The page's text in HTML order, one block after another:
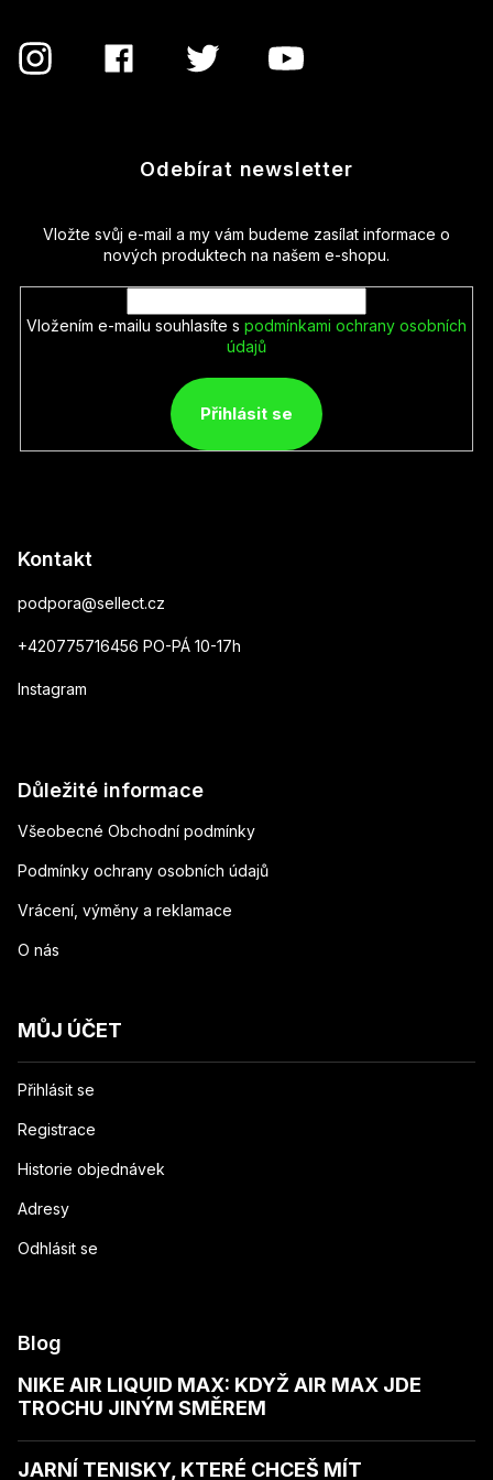
Odebírat newsletter
Vložte svůj e-mail a my vám budeme zasílat informace o
nových produktech na našem e-shopu.
Vložením e-mailu souhlasíte s podmínkami ochrany osobních
údajů
Přihlásit se
Kontakt
podpora@sellect.cz
+420775716456 PO-PÁ 10-17h
Instagram
Důležité informace
Všeobecné Obchodní podmínky
Podmínky ochrany osobních údajů
Vrácení, výměny a reklamace
O nás
MŮJ ÚČET
Přihlásit se
Registrace
Historie objednávek
Adresy
Odhlásit se
Blog
NIKE AIR LIQUID MAX: KDYŽ AIR MAX JDE
TROCHU JINÝM SMĚREM
JARNÍ TENISKY, KTERÉ CHCEŠ MÍT